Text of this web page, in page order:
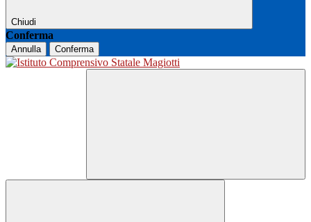
Chiudi
Conferma
Annulla Conferma